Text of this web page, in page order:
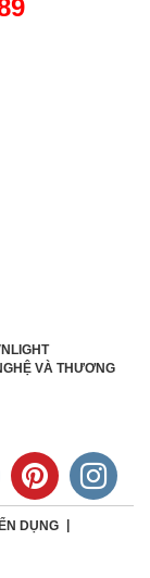
VÀ THƯƠNG
DỤNG